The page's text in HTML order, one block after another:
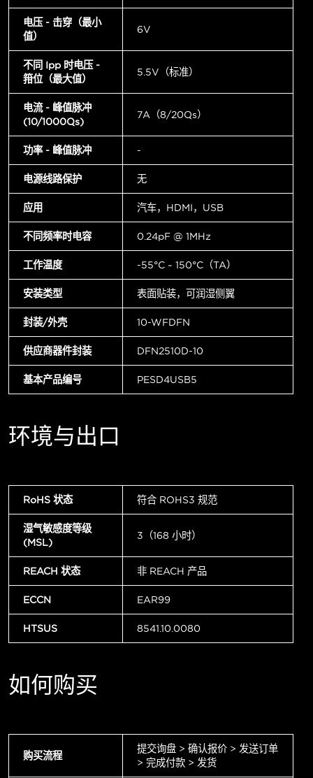
电压 - 击穿（最小
值）
6V
不同 Ipp 时电压 -
箝位（最大值）
5.5V（标准）
电流 - 峰值脉冲
(10/1000µs)
7A（8/20µs）
功率 - 峰值脉冲 -
电源线路保护 无
应用 汽车，HDMI，USB
不同频率时电容 0.24pF @ 1MHz
工作温度 -55°C ~ 150°C（TA）
安装类型 表面贴装，可润湿侧翼
封装/外壳 10-WFDFN
供应商器件封装 DFN2510D-10
基本产品编号 PESD4USB5
环境与出口
RoHS 状态 符合 ROHS3 规范
湿气敏感度等级
(MSL)
3（168 小时）
REACH 状态 非 REACH 产品
ECCN EAR99
HTSUS 8541.10.0080
如何购买
购买流程
提交询盘 > 确认报价 > 发送订单
> 完成付款 > 发货